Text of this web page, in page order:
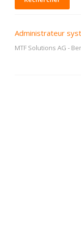
Administrateur
MTF Solutions AG -